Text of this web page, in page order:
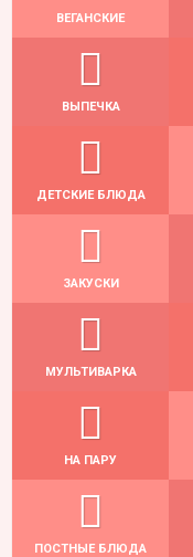
ВЕГАНСКИЕ
ВЫПЕЧКА
ДЕТСКИЕ БЛЮДА
ЗАКУСКИ
МУЛЬТИВАРКА
НА ПАРУ
ПОСТНЫЕ БЛЮДА